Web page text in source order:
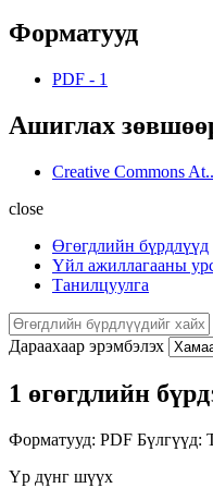
Форматууд
PDF - 1
Ашиглах
Creative Commons
close
Өгөгдлийн бүрдлүүд
Үйл ажиллагааны
Танилцуулга
Дараахаар эрэмбэлэх
1 өгөгдлийн
Форматууд: PDF Бүлгүүд:
Үр дүнг шүүх